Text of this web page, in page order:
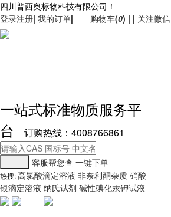
四川普西奥标物科技有限公司！
登录注册| 我的订单| 购物车(0) | | 关注微信
一站式标准物质服务平
台
订购热线：4008766861
客服帮您查 一键下单
热搜:高氯酸滴定溶液 非奈利酮杂质 硝酸
银滴定溶液 纳氏试剂 碱性碘化汞钾试液